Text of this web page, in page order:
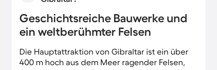
Geschichtsreiche Bauwerke und
ein weltberühmter Felsen
Die Hauptattraktion von Gibraltar ist ein über
400 m hoch aus dem Meer ragender Felsen,